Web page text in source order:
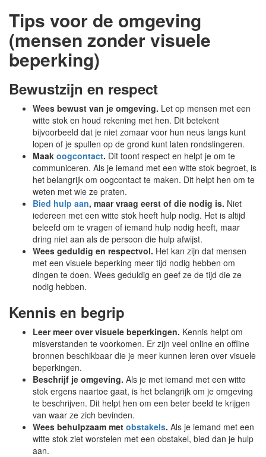
Tips voor de omgeving
(mensen zonder visuele
beperking)
Bewustzijn en respect
Wees bewust van je omgeving. Let op mensen met een
witte stok en houd rekening met hen. Dit betekent
bijvoorbeeld dat je niet zomaar voor hun neus langs kunt
lopen of je spullen op de grond kunt laten rondslingeren.
Maak oogcontact. Dit toont respect en helpt je om te
communiceren. Als je iemand met een witte stok begroet, is
het belangrijk om oogcontact te maken. Dit helpt hen om te
weten met wie ze praten.
Bied hulp aan, maar vraag eerst of die nodig is. Niet
iedereen met een witte stok heeft hulp nodig. Het is altijd
beleefd om te vragen of iemand hulp nodig heeft, maar
dring niet aan als de persoon die hulp afwijst.
Wees geduldig en respectvol. Het kan zijn dat mensen
met een visuele beperking meer tijd nodig hebben om
dingen te doen. Wees geduldig en geef ze de tijd die ze
nodig hebben.
Kennis en begrip
Leer meer over visuele beperkingen. Kennis helpt om
misverstanden te voorkomen. Er zijn veel online en offline
bronnen beschikbaar die je meer kunnen leren over visuele
beperkingen.
Beschrijf je omgeving. Als je met iemand met een witte
stok ergens naartoe gaat, is het belangrijk om je omgeving
te beschrijven. Dit helpt hen om een ​​beter beeld te krijgen
van waar ze zich bevinden.
Wees behulpzaam met obstakels. Als je iemand met een
witte stok ziet worstelen met een obstakel, bied dan je hulp
aan.